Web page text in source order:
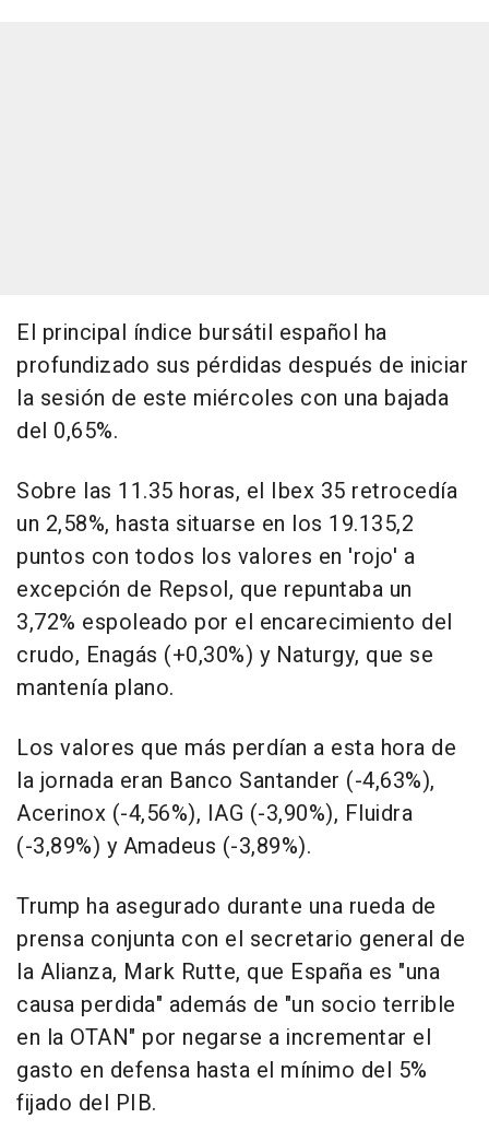
El principal índice bursátil español ha
profundizado sus pérdidas después de iniciar
la sesión de este miércoles con una bajada
del 0,65%.
Sobre las 11.35 horas, el Ibex 35 retrocedía
un 2,58%, hasta situarse en los 19.135,2
puntos con todos los valores en 'rojo' a
excepción de Repsol, que repuntaba un
3,72% espoleado por el encarecimiento del
crudo, Enagás (+0,30%) y Naturgy, que se
mantenía plano.
Los valores que más perdían a esta hora de
la jornada eran Banco Santander (-4,63%),
Acerinox (-4,56%), IAG (-3,90%), Fluidra
(-3,89%) y Amadeus (-3,89%).
Trump ha asegurado durante una rueda de
prensa conjunta con el secretario general de
la Alianza, Mark Rutte, que España es "una
causa perdida" además de "un socio terrible
en la OTAN" por negarse a incrementar el
gasto en defensa hasta el mínimo del 5%
fijado del PIB.